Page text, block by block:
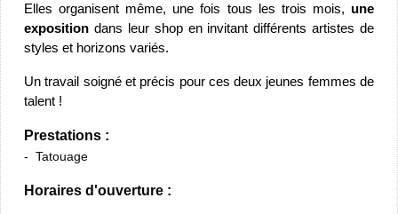
Elles organisent même, une fois tous les trois mois, une
exposition dans leur shop en invitant différents artistes de
styles et horizons variés.
Un travail soigné et précis pour ces deux jeunes femmes de
talent !
Prestations :
Tatouage
Horaires d'ouverture :